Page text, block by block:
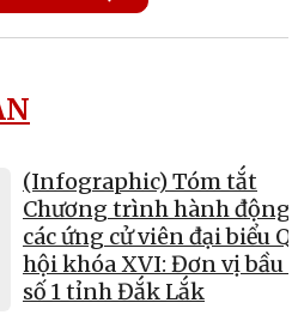
(Infographic) Tóm tắt
Chương trình hành động
các ứng cử viên đại biểu
hội khóa XVI: Đơn vị bầu
số 1 tỉnh Đắk Lắk